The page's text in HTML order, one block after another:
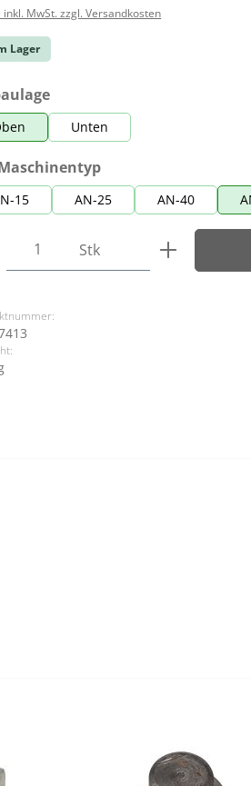
inkl. MwSt. zzgl. Versandkosten
Lager
auswählen
Unten
auswählen
15 AN-25 AN-40
Anzahl: Gib den
Stk